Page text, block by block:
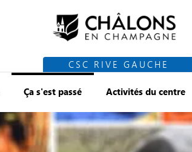
CSC RIVE GAUCHE
Ça s'est passé Activités du centre